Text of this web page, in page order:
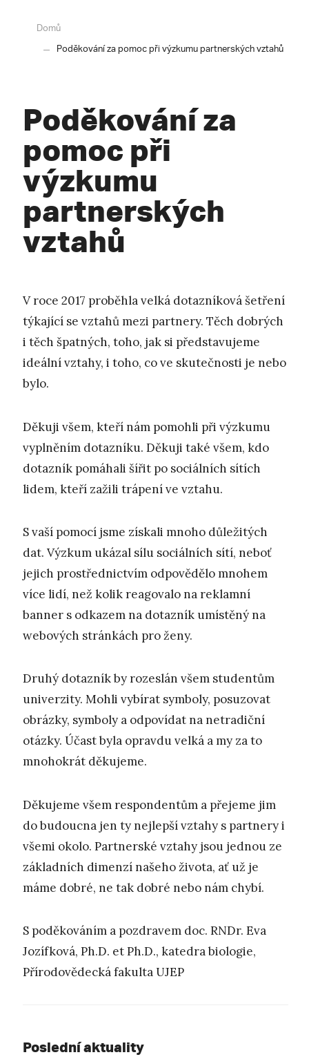
Domů
Poděkování za pomoc při výzkumu partnerských vztahů
Poděkování za
pomoc při
výzkumu
partnerských
vztahů
V roce 2017 proběhla velká dotazníková šetření
týkající se vztahů mezi partnery. Těch dobrých
i těch špatných, toho, jak si představujeme
ideální vztahy, i toho, co ve skutečnosti je nebo
bylo.
Děkuji všem, kteří nám pomohli při výzkumu
vyplněním dotazníku. Děkuji také všem, kdo
dotazník pomáhali šířit po sociálních sítích
lidem, kteří zažili trápení ve vztahu.
S vaší pomocí jsme získali mnoho důležitých
dat. Výzkum ukázal sílu sociálních sítí, neboť
jejich prostřednictvím odpovědělo mnohem
více lidí, než kolik reagovalo na reklamní
banner s odkazem na dotazník umístěný na
webových stránkách pro ženy.
Druhý dotazník by rozeslán všem studentům
univerzity. Mohli vybírat symboly, posuzovat
obrázky, symboly a odpovídat na netradiční
otázky. Účast byla opravdu velká a my za to
mnohokrát děkujeme.
Děkujeme všem respondentům a přejeme jim
do budoucna jen ty nejlepší vztahy s partnery i
všemi okolo. Partnerské vztahy jsou jednou ze
základních dimenzí našeho života, ať už je
máme dobré, ne tak dobré nebo nám chybí.
S poděkováním a pozdravem doc. RNDr. Eva
Jozífková, Ph.D. et Ph.D., katedra biologie,
Přírodovědecká fakulta UJEP
Poslední aktuality